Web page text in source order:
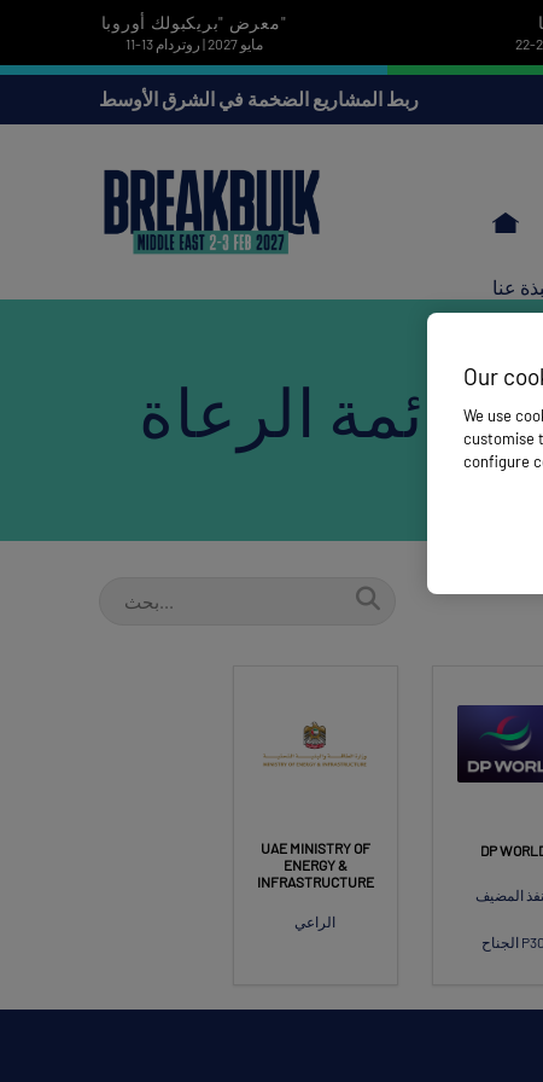
معرض "بريكبولك أوروبا"
11-13 مايو 2027 | روتردام
ربط المشاريع الضخمة في الشرق الأوسط
عنا
قائمة الرعاة
UAE MINISTRY OF
ENERGY &
INFRASTRUCTURE
الراعي
DP
المضيف
الجناح P30
Our
We use
customise
configure